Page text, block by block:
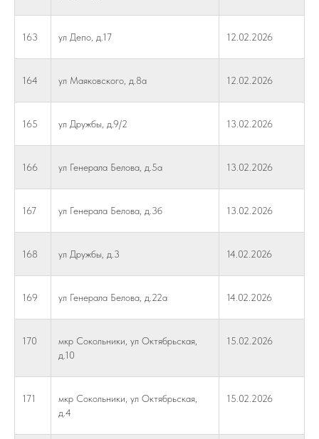
163 ул Депо, д.17 12.02.2026
164 ул Маяковского, д.8а 12.02.2026
165 ул Дружбы, д.9/2 13.02.2026
166 ул Генерала Белова, д.5а 13.02.2026
167 ул Генерала Белова, д.3б 13.02.2026
168 ул Дружбы, д.3 14.02.2026
169 ул Генерала Белова, д.22а 14.02.2026
170
мкр Сокольники, ул Октябрьская,
д.10
15.02.2026
171
мкр Сокольники, ул Октябрьская,
д.4
15.02.2026